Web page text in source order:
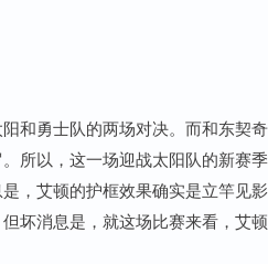
和勇士队的两场对决。而和东契
所以，这一场迎战太阳队的新赛
，艾顿的护框效果确实是立竿见
坏消息是，就这场比赛来看，艾